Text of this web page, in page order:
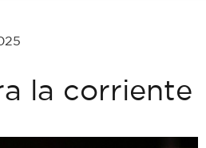
la corriente